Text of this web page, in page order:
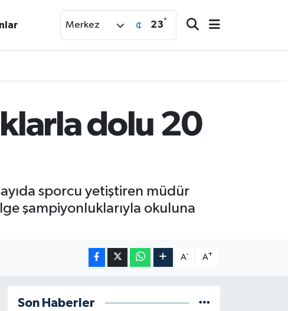
Merkez 23°
dolu 20
sporcu yetiştiren müdür
şampiyonluklarıyla okuluna
A- A+
Son Haberler